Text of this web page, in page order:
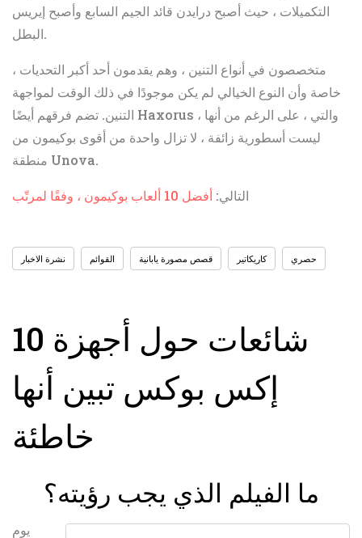
التكميلات ، حيث أصبح درايدن قائد الجيم السابع وأصبح إيريس
البطل.
متخصصون في أنواع التنين ، وهم يقدمون أحد أكبر التحديات ،
خاصة وأن النوع الخيالي لم يكن موجودًا في ذلك الوقت لمواجهة
التنين. تضم فرقهم أيضًا Haxorus ، والتي ، على الرغم من أنها
ليست أسطورية زائفة ، لا تزال واحدة من أقوى بوكيمون من
منطقة Unova.
التالي: أفضل 10 ألعاب بوكيمون ، وفقًا لمرتّب
نشرة الاخبار القوائم قصص مصورة يابانية كاريكاتير حصري
10 شائعات حول أجهزة
إكس بوكس ​​تبين أنها
خاطئة
ما الفيلم الذي يجب رؤيته؟
يوم